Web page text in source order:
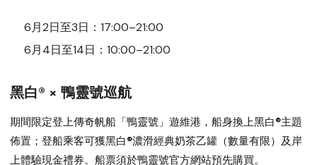
6月2日至3日：17:00–21:00
6月4日至14日：10:00–21:00
黑白® × 鴨靈號巡航
期間限定登上傳奇帆船「鴨靈號」遊維港，船身換上黑白®主題
佈置；登船乘客可獲黑白®濃滑經典奶茶乙罐（數量有限）及岸
上體驗現金禮券。船票須於鴨靈號官方網站預先購買。